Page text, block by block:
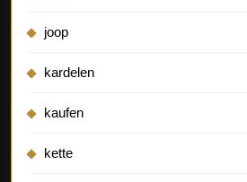
joop
kardelen
kaufen
kette